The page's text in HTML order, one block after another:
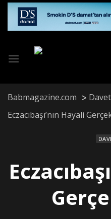
Skip
content
Babmagazine.com
Eczacıbaşı’nın Hayali